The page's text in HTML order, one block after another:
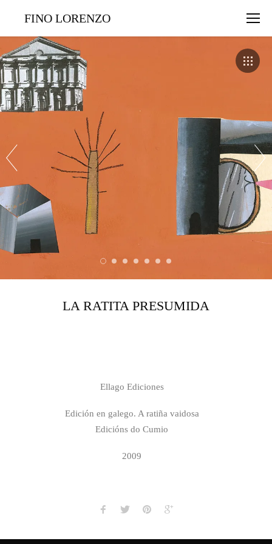
FINO LORENZO
LA RATITA PRESUMIDA
Ellago Ediciones
Edición en galego. A ratiña vaidosa
Edicións do Cumio
2009